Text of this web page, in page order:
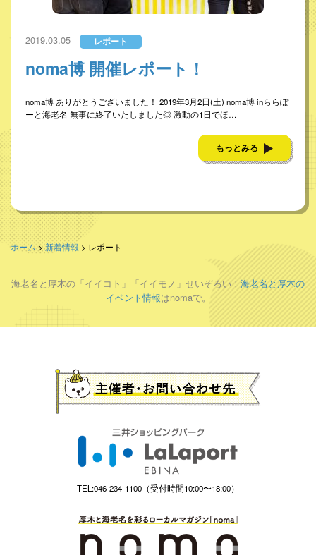
2019.03.05 レポート
noma博 開催レポート！
noma博 ありがとうございました！ 2019年3月2日(土) noma博 inららぽ
ーと海老名 無事に終了いたしました◎ 激動の1日でほ…
もっとみる
ホーム>新着情報 > レポート
海老名と厚木の「イイコト」「イイモノ」せいぞろい！ 海老名と厚木の
イベント情報はnomaで。
TEL:046-234-1100（受付時間10:00〜18:00）